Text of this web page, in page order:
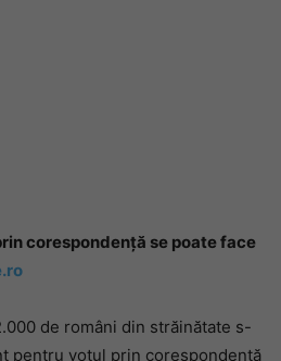
corespondență se poate face
de români din străinătate s-
pentru votul prin corespondenţă